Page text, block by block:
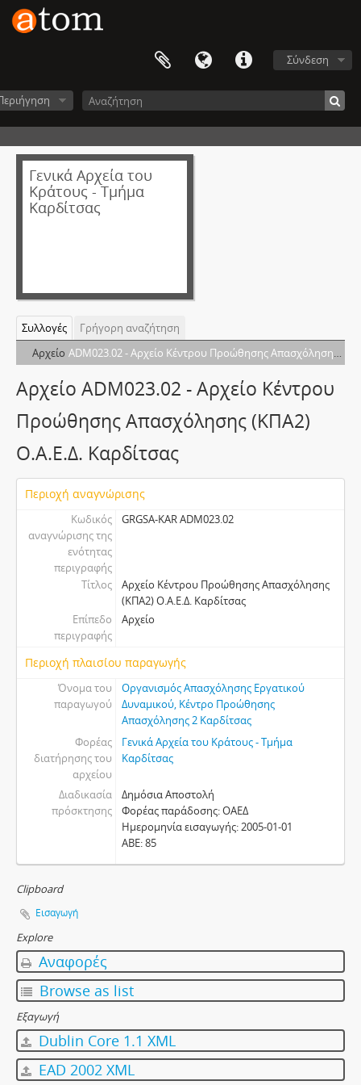
Σύνδεση
Γενικά Αρχεία του
Κράτους - Τμήμα
Καρδίτσας
Συλλογές
Γρήγορη αναζήτηση
Αρχείο ADM023.02 - Aρχείο Κέντρου Προώθησης Απασχόλησης (ΚΠΑ2) Ο.Α.Ε.Δ. Καρδίτσας
Αρχείο ADM023.02 - Aρχείο Κέντρου
Προώθησης Απασχόλησης (ΚΠΑ2)
Ο.Α.Ε.Δ. Καρδίτσας
Περιοχή αναγνώρισης
Κωδικός
αναγνώρισης της
ενότητας
περιγραφής
GRGSA-KAR ADM023.02
Τίτλος
Aρχείο Κέντρου Προώθησης Απασχόλησης
(ΚΠΑ2) Ο.Α.Ε.Δ. Καρδίτσας
Επίπεδο
περιγραφής
Αρχείο
Περιοχή πλαισίου παραγωγής
Όνομα του
παραγωγού
Οργανισμός Απασχόλησης Εργατικού
Δυναμικού, Κέντρο Προώθησης
Απασχόλησης 2 Καρδίτσας
Φορέας
διατήρησης του
αρχείου
Γενικά Αρχεία του Κράτους - Τμήμα
Καρδίτσας
Διαδικασία
πρόσκτησης
Δημόσια Αποστολή
Φορέας παράδοσης: ΟΑΕΔ
Ημερομηνία εισαγωγής: 2005-01-01
ΑΒΕ: 85
Clipboard
Εισαγωγή
Explore
Αναφορές
Browse as list
Εξαγωγή
Dublin Core 1.1 XML
EAD 2002 XML